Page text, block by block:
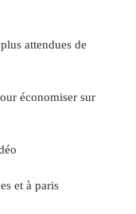
attendues de
économiser sur
et à paris